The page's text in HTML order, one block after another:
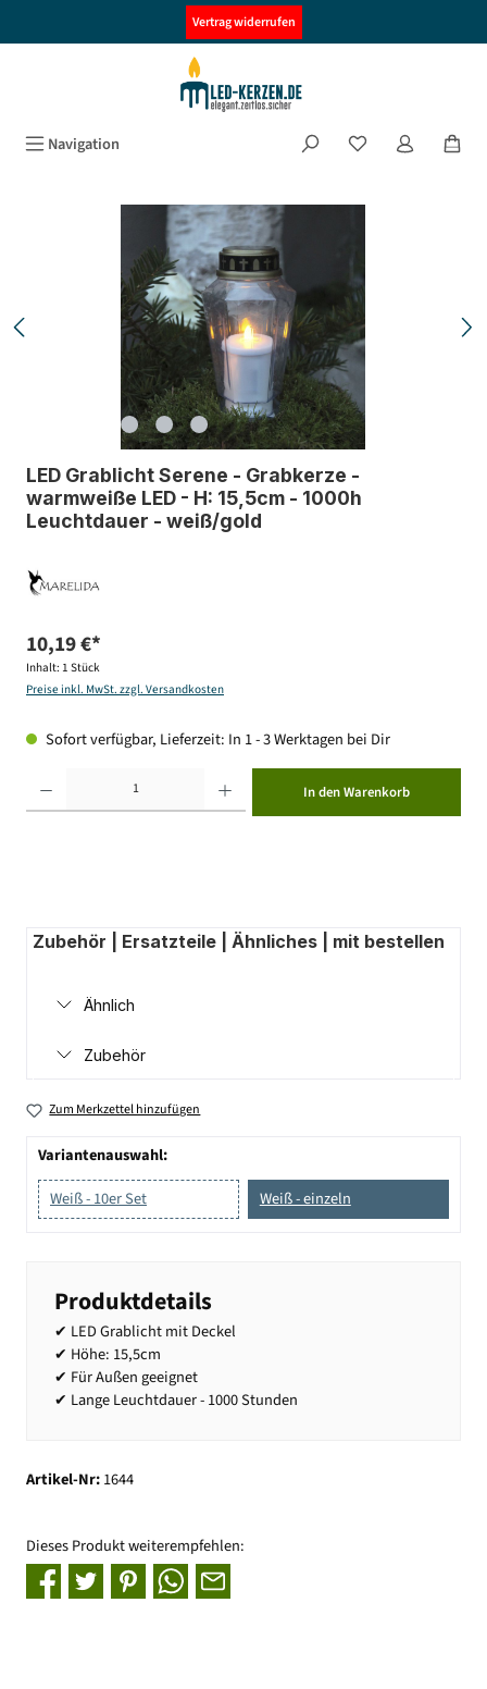
Vertrag widerrufen
Navigation
Bildergalerie überspringen
LED Grablicht Serene - Grabkerze -
warmweiße LED - H: 15,5cm - 1000h
Leuchtdauer - weiß/gold
10,19 €*
Inhalt: 1 Stück
Preise inkl. MwSt. zzgl. Versandkosten
Sofort verfügbar, Lieferzeit: In 1 - 3 Werktagen bei Dir
In den Warenkorb
Zubehör | Ersatzteile | Ähnliches | mit bestellen
Ähnlich
Zubehör
Zum Merkzettel hinzufügen
Variantenauswahl:
Weiß - 10er Set
Weiß - einzeln
Produktdetails
✔ LED Grablicht mit Deckel
✔ Höhe: 15,5cm
✔ Für Außen geeignet
✔ Lange Leuchtdauer - 1000 Stunden
Artikel-Nr:1644
Dieses Produkt weiterempfehlen: